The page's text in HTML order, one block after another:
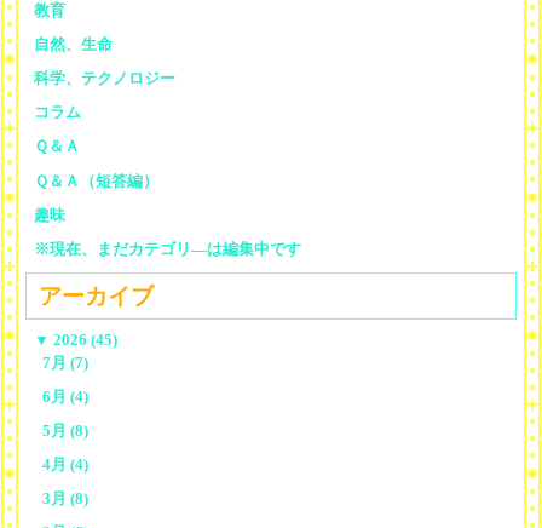
教育
自然、生命
科学、テクノロジー
コラム
Ｑ＆Ａ
Ｑ＆Ａ（短答編）
趣味
※現在、まだカテゴリ—は編集中です
アーカイブ
▼ 2026 (45)
7月 (7)
6月 (4)
5月 (8)
4月 (4)
3月 (8)